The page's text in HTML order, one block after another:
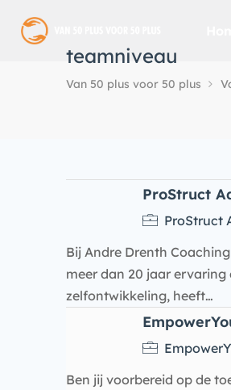
teamniveau
Van 50 plus voor 50 plus
ProStruct
ProStruct
Bij Andre Drenth
meer dan 20 jaar
zelfontwikkeling, heeft…
Ben jij voorbereid op de